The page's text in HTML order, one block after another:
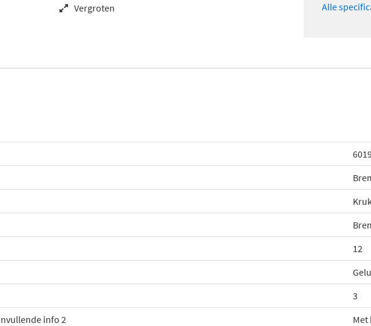
Vergroten
Alle
12
3
info 2
Met